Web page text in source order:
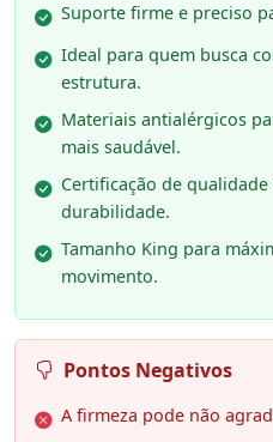
Suporte firme e preciso
Ideal para quem busca
estrutura.
Materiais antialérgicos
mais saudável.
Certificação de
durabilidade.
Tamanho King para
movimento.
Pontos Negativos
A firmeza pode não